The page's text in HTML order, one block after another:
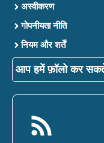
अस्वीकरण
गोपनीयता नीति
नियम और शर्तें
आप हमें फ़ॉलो कर